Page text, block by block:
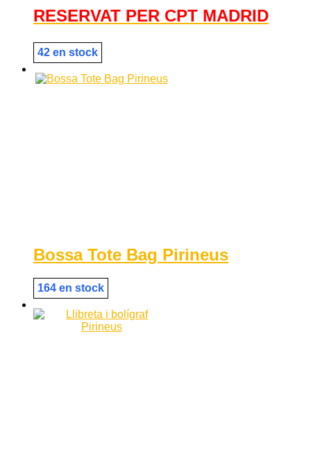
RESERVAT PER CPT MADRID
42 en stock
Bossa Tote Bag Pirineus
164 en stock